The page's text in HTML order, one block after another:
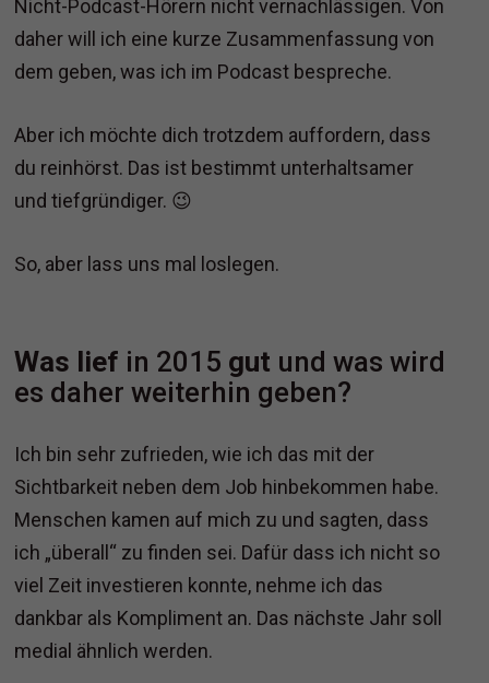
Nicht-Podcast-Hörern nicht vernachlässigen. Von
daher will ich eine kurze Zusammenfassung von
dem geben, was ich im Podcast bespreche.
Aber ich möchte dich trotzdem auffordern, dass
du reinhörst. Das ist bestimmt unterhaltsamer
und tiefgründiger. 😉
So, aber lass uns mal loslegen.
Was lief in 2015 gut und was wird
es daher weiterhin geben?
Ich bin sehr zufrieden, wie ich das mit der
Sichtbarkeit neben dem Job hinbekommen habe.
Menschen kamen auf mich zu und sagten, dass
ich „überall“ zu finden sei. Dafür dass ich nicht so
viel Zeit investieren konnte, nehme ich das
dankbar als Kompliment an. Das nächste Jahr soll
medial ähnlich werden.